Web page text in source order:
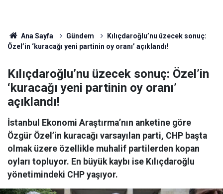
Ana Sayfa Gündem
Kılıçdaroğlu’nu üzecek sonuç:
Özel’in ‘kuracağı yeni partinin oy oranı’ açıklandı!
Kılıçdaroğlu’nu üzecek sonuç: Özel’in
‘kuracağı yeni partinin oy oranı’
açıklandı!
İstanbul Ekonomi Araştırma’nın anketine göre
Özgür Özel’in kuracağı varsayılan parti, CHP başta
olmak üzere özellikle muhalif partilerden kopan
oyları topluyor. En büyük kaybı ise Kılıçdaroğlu
yönetimindeki CHP yaşıyor.